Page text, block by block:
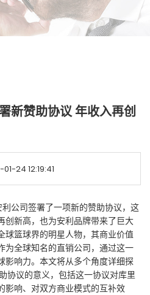
新赞助协议 年收入再创
24 12:19:41
公司签署了一项新的赞助协议，这
创新高，也为安利品牌带来了巨大
球篮球界的明星人物，其商业价值
为全球知名的直销公司，通过这一
影响力。本文将从多个角度详细探
协议的意义，包括这一协议对库里
影响、对双方商业模式的互补效